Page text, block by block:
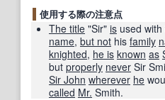
使用する際の注意点
The title "Sir" is used
name, but not his family
knighted, he is known as
but properly never Sir
Sir John wherever he
called Mr. Smith.